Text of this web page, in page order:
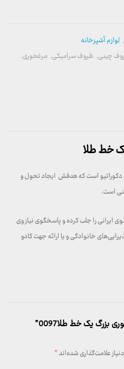
, لوازم آشپزخانه
چینی, ظروف سرامیکی, مرغخوری,
خط طلا
دکوراتیو است که هدفش ایجاد تحول و
است.
ایرانی را جلب کرده و پاسخگوی نیاز وی
خانوادگی و یا ارائه جهت کادو
یک خط طلا0097”
علامت‌گذاری شده‌اند*